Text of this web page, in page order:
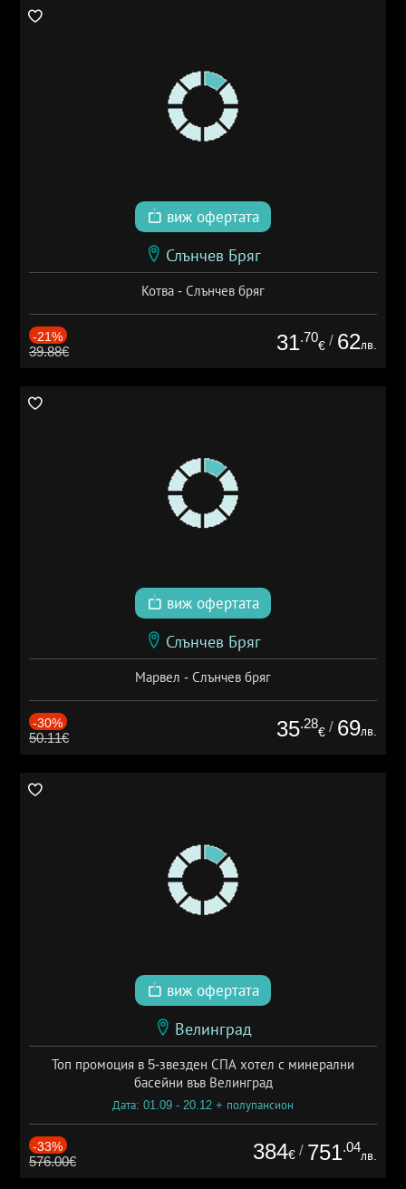
виж офертата
Слънчев Бряг
Котва - Слънчев бряг
-21%
39.88€ 31.70
€ / 62лв.
виж офертата
Слънчев Бряг
Марвел - Слънчев бряг
-30%
50.11€ 35.28
€ / 69лв.
виж офертата
Велинград
Топ промоция в 5-звезден СПА хотел с минерални
басейни във Велинград
Дата: 01.09 - 20.12 + полупансион
-33%
576.00€ 384€ / 751.04
лв.